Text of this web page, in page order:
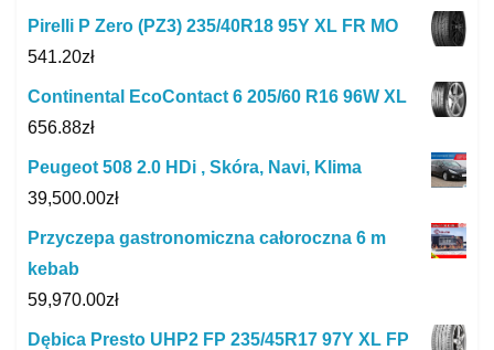
Pirelli P Zero (PZ3) 235/40R18 95Y XL FR MO
541.20zł
Continental EcoContact 6 205/60 R16 96W XL
656.88zł
Peugeot 508 2.0 HDi , Skóra, Navi, Klima
39,500.00zł
Przyczepa gastronomiczna całoroczna 6 m
kebab
59,970.00zł
Dębica Presto UHP2 FP 235/45R17 97Y XL FP